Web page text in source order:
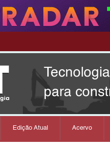
para
Edição Atual Acervo